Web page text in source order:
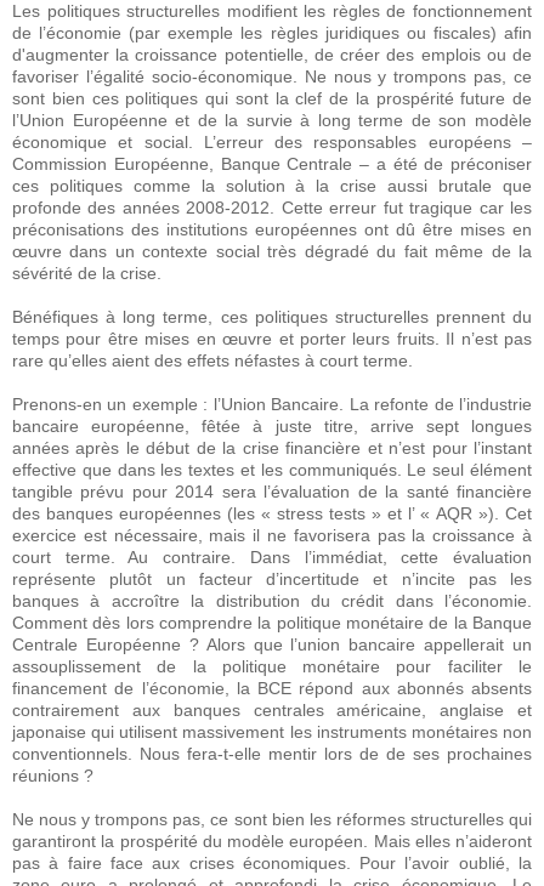
Les politiques structurelles modifient les règles de fonctionnement
de l’économie (par exemple les règles juridiques ou fiscales) afin
d'augmenter la croissance potentielle, de créer des emplois ou de
favoriser l’égalité socio-économique. Ne nous y trompons pas, ce
sont bien ces politiques qui sont la clef de la prospérité future de
l’Union Européenne et de la survie à long terme de son modèle
économique et social. L’erreur des responsables européens –
Commission Européenne, Banque Centrale – a été de préconiser
ces politiques comme la solution à la crise aussi brutale que
profonde des années 2008-2012. Cette erreur fut tragique car les
préconisations des institutions européennes ont dû être mises en
œuvre dans un contexte social très dégradé du fait même de la
sévérité de la crise.
Bénéfiques à long terme, ces politiques structurelles prennent du
temps pour être mises en œuvre et porter leurs fruits. Il n’est pas
rare qu’elles aient des effets néfastes à court terme.
Prenons-en un exemple : l’Union Bancaire. La refonte de l’industrie
bancaire européenne, fêtée à juste titre, arrive sept longues
années après le début de la crise financière et n’est pour l’instant
effective que dans les textes et les communiqués. Le seul élément
tangible prévu pour 2014 sera l’évaluation de la santé financière
des banques européennes (les « stress tests » et l’ « AQR »). Cet
exercice est nécessaire, mais il ne favorisera pas la croissance à
court terme. Au contraire. Dans l’immédiat, cette évaluation
représente plutôt un facteur d’incertitude et n’incite pas les
banques à accroître la distribution du crédit dans l’économie.
Comment dès lors comprendre la politique monétaire de la Banque
Centrale Européenne ? Alors que l’union bancaire appellerait un
assouplissement de la politique monétaire pour faciliter le
financement de l’économie, la BCE répond aux abonnés absents
contrairement aux banques centrales américaine, anglaise et
japonaise qui utilisent massivement les instruments monétaires non
conventionnels. Nous fera-t-elle mentir lors de de ses prochaines
réunions ?
Ne nous y trompons pas, ce sont bien les réformes structurelles qui
garantiront la prospérité du modèle européen. Mais elles n’aideront
pas à faire face aux crises économiques. Pour l’avoir oublié, la